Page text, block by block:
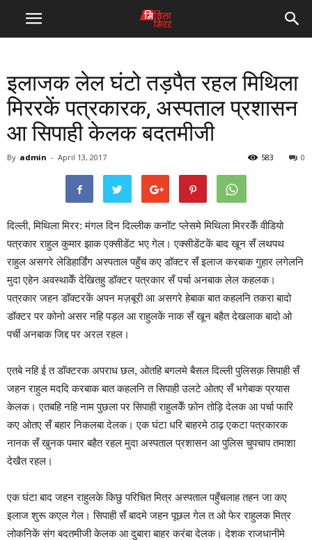
इलाजक लेल घंटो तड़पैत रहल मिथिला
मिररकें पत्रकारक, अस्पताल प्रशासन
आ सिपाही केलक बदतमीजी
By admin - April 13, 2017 0
583
दिल्ली, मिथिला मिरर: मंगल दिन दिल्लीक कनॉट प्लेसमे मिथिला मिररकेँ वीडियो
पत्रकार राहुल कुमार झाक एक्सीडेंट भए गेल। एक्सीडेंटकें बाद खून सँ लथपथ
राहुल असगरे लेडिहार्डिंग अस्पताल पहुँच कए डॉक्टर सँ इलाज करबाक गुहार लगेलनि
मुदा एहेन अवस्थाकेँ देखितहु डॉक्टर पत्रकार सँ पर्चा अनबाक लेल कहलक।
पत्रकार जहन डॉक्टरकें अपन मज़बूरी आ असगरे हेबाक बात कहलनि तकरा बादो
डॉक्टर पर कोनो असर नहि पड़ल आ राहुलकें नाक सँ खून बहैत देखलाक बादो ओ
पर्ची अनबाक जिद्द पर अरल रहल।
एतबे नहि ई त डॉक्टरक अपराध छल, ओतहि बगलमे बैसल दिल्ली पुलिसक़सिपाही सँ
जहन राहुल मददि करबाक बात कहलनि त सिपाही उलटे ओतए सँ भगेबाक प्रयास
केलक। एतबहि नहि नाम पुछला पर सिपाही राहुलकेँ फ़ोन तोड़ि देलक आ पर्चा फारि
कए ओतए सँ बहार निकलबा देलक। एक घंटा धरि बाहरमे ठाढ़ एकटा पत्रकारक
नानक सँ खुनक पमार बहैत रहल मुदा अस्पताल प्रशासन आ पुलिस चुपचाप तमाशा
देखैत रहल।
एक घंटा बाद जहन राहुलके किछु परिचित मित्र अस्पताल पहुँचलाह तहन जा कए
इलाज शुरू कएल गेल। सिपाही सँ बादमे जहन पूछल गेल त ओ फेर राहुलक मित्र
लोकनिकें संग बदतमीजी केलक आ दुबारा बाहर करंबा देलक। देशक राजधानीमे